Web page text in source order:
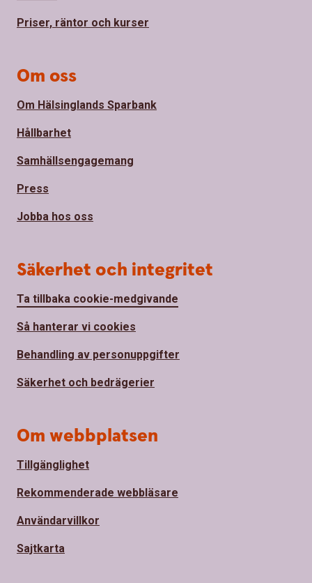
Priser, räntor och kurser
Om oss
Om Hälsinglands Sparbank
Hållbarhet
Samhällsengagemang
Press
Jobba hos oss
Säkerhet och integritet
Ta tillbaka cookie-medgivande
Så hanterar vi cookies
Behandling av personuppgifter
Säkerhet och bedrägerier
Om webbplatsen
Tillgänglighet
Rekommenderade webbläsare
Användarvillkor
Sajtkarta